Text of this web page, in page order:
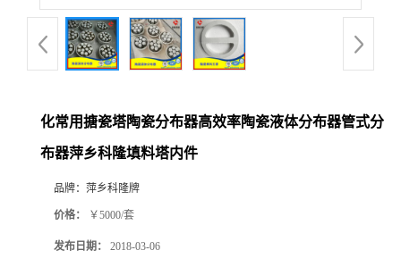
产
品
厅
化常用搪瓷塔陶瓷分布器高效率陶瓷液体分布器管式分
布器萍乡科隆填料塔内件
品牌： 萍乡科隆牌
价格： ￥5000/套
发布日期： 2018-03-06